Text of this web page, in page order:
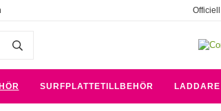
SURFPLATTETILLBEHÖR